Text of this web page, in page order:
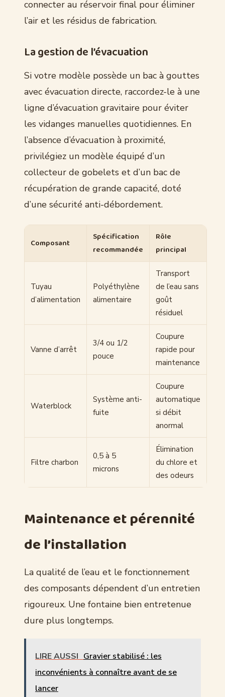
connecter au réservoir final pour éliminer
l’air et les résidus de fabrication.
La gestion de l’évacuation
Si votre modèle possède un bac à gouttes
avec évacuation directe, raccordez-le à une
ligne d’évacuation gravitaire pour éviter
les vidanges manuelles quotidiennes. En
l’absence d’évacuation à proximité,
privilégiez un modèle équipé d’un
collecteur de gobelets et d’un bac de
récupération de grande capacité, doté
d’une sécurité anti-débordement.
Composant
Spécification
recommandée
Rôle
principal
Tuyau
d’alimentation
Polyéthylène
alimentaire
Transport
de l’eau sans
goût
résiduel
Vanne d’arrêt
3/4 ou 1/2
pouce
Coupure
rapide pour
maintenance
Waterblock
Système anti-
fuite
Coupure
automatique
si débit
anormal
Filtre charbon
0,5 à 5
microns
Élimination
du chlore et
des odeurs
Maintenance et pérennité
de l’installation
La qualité de l’eau et le fonctionnement
des composants dépendent d’un entretien
rigoureux. Une fontaine bien entretenue
dure plus longtemps.
LIRE AUSSI Gravier stabilisé : les
inconvénients à connaître avant de se
lancer